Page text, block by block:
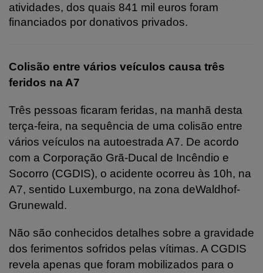
atividades, dos quais 841 mil euros foram
financiados por donativos privados.
Colisão entre vários veículos causa três
feridos na A7
Três pessoas ficaram feridas, na manhã desta
terça-feira, na sequência de uma colisão entre
vários veículos na autoestrada A7. De acordo
com a Corporação Grã-Ducal de Incêndio e
Socorro (CGDIS), o acidente ocorreu às 10h, na
A7, sentido Luxemburgo, na zona deWaldhof-
Grunewald.
Não são conhecidos detalhes sobre a gravidade
dos ferimentos sofridos pelas vítimas. A CGDIS
revela apenas que foram mobilizados para o